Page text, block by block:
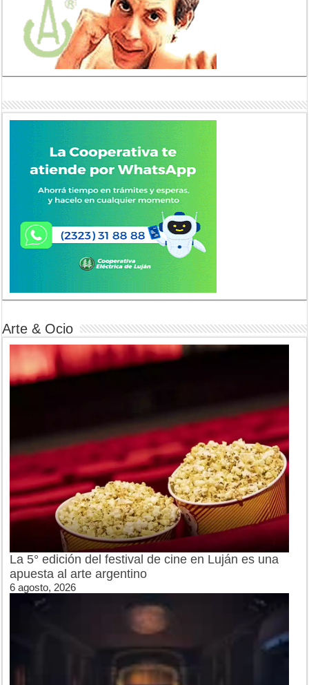
Arte & Ocio
La 5° edición del festival de cine en Luján es una
apuesta al arte argentino
6 agosto, 2026